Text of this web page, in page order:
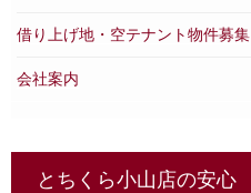
借り上げ地・空テナント物件募集
会社案内
とちくら小山店の安心